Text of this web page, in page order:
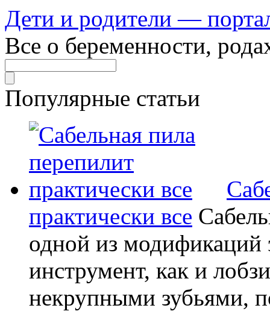
Дети и родители —
Все о беременности,
Популярные статьи
практически все
одной из модификаций
инструмент, как и
некрупными зубьями,